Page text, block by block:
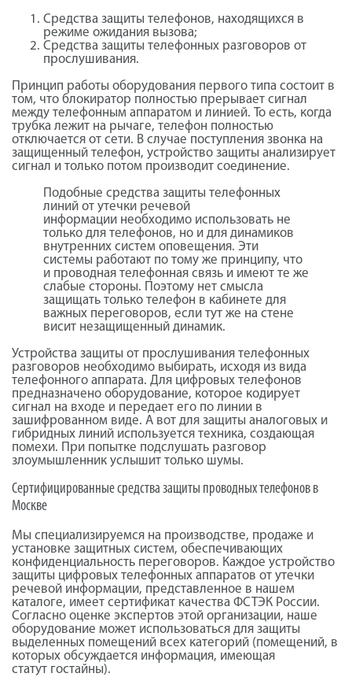
Средства защиты телефонов, находящихся в
режиме ожидания вызова;
Средства защиты телефонных разговоров от
прослушивания.
Принцип работы оборудования первого типа состоит в
том, что блокиратор полностью прерывает сигнал
между телефонным аппаратом и линией. То есть, когда
трубка лежит на рычаге, телефон полностью
отключается от сети. В случае поступления звонка на
защищенный телефон, устройство защиты анализирует
сигнал и только потом производит соединение.
Подобные средства защиты телефонных
линий от утечки речевой
информации необходимо использовать не
только для телефонов, но и для динамиков
внутренних систем оповещения. Эти
системы работают по тому же принципу, что
и проводная телефонная связь и имеют те же
слабые стороны. Поэтому нет смысла
защищать только телефон в кабинете для
важных переговоров, если тут же на стене
висит незащищенный динамик.
Устройства защиты от прослушивания телефонных
разговоров необходимо выбирать, исходя из вида
телефонного аппарата. Для цифровых телефонов
предназначено оборудование, которое кодирует
сигнал на входе и передает его по линии в
зашифрованном виде. А вот для защиты аналоговых и
гибридных линий используется техника, создающая
помехи. При попытке подслушать разговор
злоумышленник услышит только шумы.
Сертифицированные средства защиты проводных телефонов в
Москве
Мы специализируемся на производстве, продаже и
установке защитных систем, обеспечивающих
конфиденциальность переговоров. Каждое устройство
защиты цифровых телефонных аппаратов от утечки
речевой информации, представленное в нашем
каталоге, имеет сертификат качества ФСТЭК России.
Согласно оценке экспертов этой организации, наше
оборудование может использоваться для защиты
выделенных помещений всех категорий (помещений, в
которых обсуждается информация, имеющая
статут гостайны).